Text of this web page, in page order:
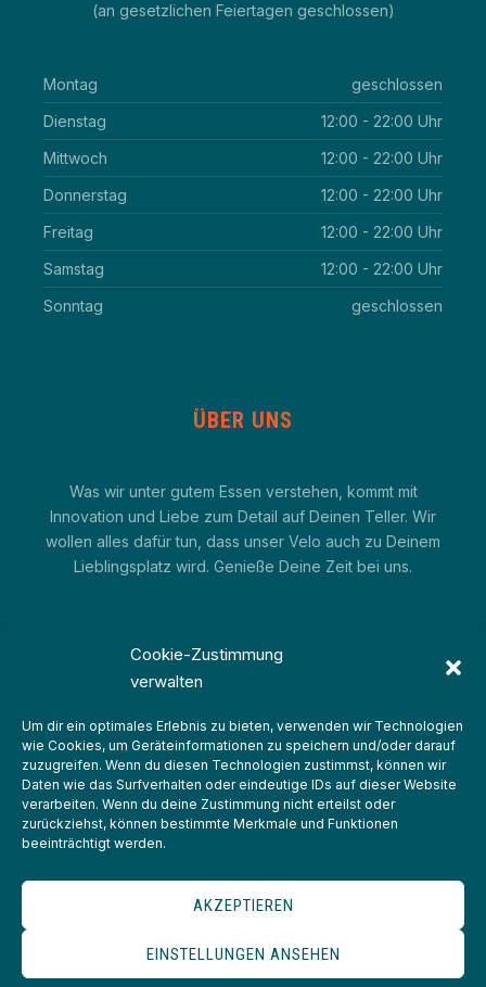
Cookie-Zustimmung
verwalten
Um dir ein optimales Erlebnis zu bieten, verwenden wir Technologien
wie Cookies, um Geräteinformationen zu speichern und/oder darauf
zuzugreifen. Wenn du diesen Technologien zustimmst, können wir
Daten wie das Surfverhalten oder eindeutige IDs auf dieser Website
verarbeiten. Wenn du deine Zustimmung nicht erteilst oder
zurückziehst, können bestimmte Merkmale und Funktionen
beeinträchtigt werden.
AKZEPTIEREN
EINSTELLUNGEN ANSEHEN
(an gesetzlichen Feiertagen geschlossen)
Montag
geschlossen
Dienstag
12:00 - 22:00 Uhr
Mittwoch
12:00 - 22:00 Uhr
Donnerstag
12:00 - 22:00 Uhr
Freitag
12:00 - 22:00 Uhr
Samstag
12:00 - 22:00 Uhr
Sonntag
geschlossen
ÜBER UNS
Was wir unter gutem Essen verstehen, kommt mit
Innovation und Liebe zum Detail auf Deinen Teller. Wir
wollen alles dafür tun, dass unser Velo auch zu Deinem
Lieblingsplatz wird. Genieße Deine Zeit bei uns.
IMPRESSUM
DATENSCHUTZERKLÄRUNG
© 2026Velo Landau. All rights reserved.